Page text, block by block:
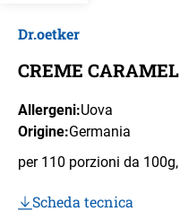
Dr.oetker
CREME
Allergeni:Uova
Origine:Germania
per 110 porzioni da
Scheda tecnica